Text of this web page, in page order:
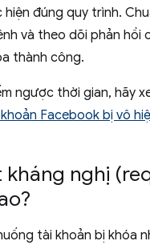
đúng quy trình.
và theo dõi phản hồi
thành công.
ngược thời gian, hãy
Facebook bị vô
kháng nghị
tài khoản bị khóa